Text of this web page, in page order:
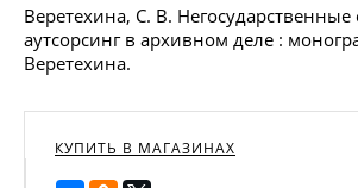
Веретехина, С. В. Негосударственные
аутсорсинг в архивном деле :
Веретехина.
КУПИТЬ В МАГАЗИНАХ